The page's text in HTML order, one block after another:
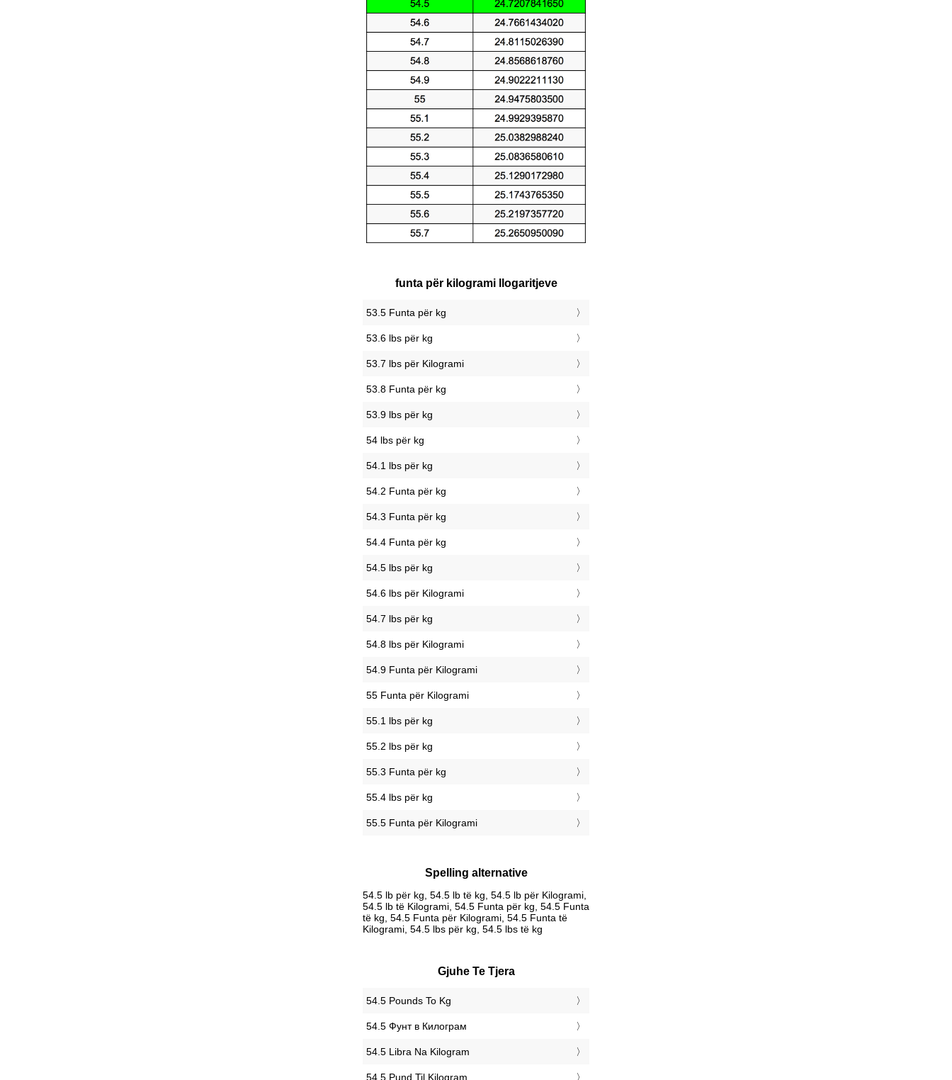
funta për kilogrami llogaritjeve
53.5 Funta për kg
53.6 lbs për kg
53.7 lbs për Kilogrami
53.8 Funta për kg
53.9 lbs për kg
54 lbs për kg
54.1 lbs për kg
54.2 Funta për kg
54.3 Funta për kg
54.4 Funta për kg
54.5 lbs për kg
54.6 lbs për Kilogrami
54.7 lbs për kg
54.8 lbs për Kilogrami
54.9 Funta për Kilogrami
55 Funta për Kilogrami
55.1 lbs për kg
55.2 lbs për kg
55.3 Funta për kg
55.4 lbs për kg
55.5 Funta për Kilogrami
Spelling alternative
54.5 lb për kg, 54.5 lb të kg, 54.5 lb për Kilogrami,
54.5 lb të Kilogrami, 54.5 Funta për kg, 54.5 Funta
të kg, 54.5 Funta për Kilogrami, 54.5 Funta të
Kilogrami, 54.5 lbs për kg, 54.5 lbs të kg
Gjuhe Te Tjera
‎54.5 Pounds To Kg
‎54.5 Фунт в Килограм
‎54.5 Libra Na Kilogram
‎54.5 Pund Til Kilogram